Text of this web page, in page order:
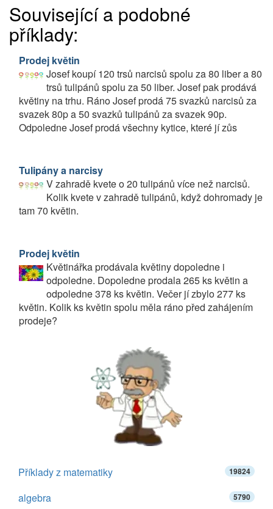
Související a podobné
příklady:
Prodej květin
Josef koupí 120 trsů narcisů spolu za 80 liber a 80
trsů tulipánů spolu za 50 liber. Josef pak prodává
květiny na trhu. Ráno Josef prodá 75 svazků narcisů za
svazek 80p a 50 svazků tulipánů za svazek 90p.
Odpoledne Josef prodá všechny kytice, které jí zůs
Tulipány a narcisy
V zahradě kvete o 20 tulipánů více než narcisů.
Kolik kvete v zahradě tulipánů, když dohromady je
tam 70 květin.
Prodej květin
Květinářka prodávala květiny dopoledne i
odpoledne. Dopoledne prodala 265 ks květin a
odpoledne 378 ks květin. Večer jí zbylo 277 ks
květin. Kolik ks květin spolu měla ráno před zahájením
prodeje?
Příklady z matematiky 19824
algebra 5790